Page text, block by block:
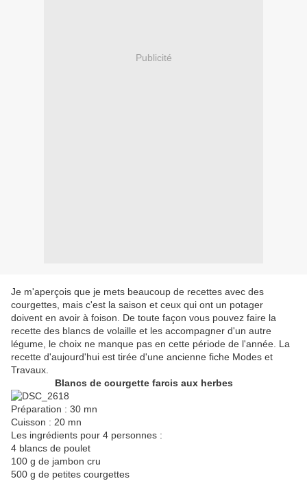
Publicité
Je m'aperçois que je mets beaucoup de recettes avec des
courgettes, mais c'est la saison et ceux qui ont un potager
doivent en avoir à foison. De toute façon vous pouvez faire la
recette des blancs de volaille et les accompagner d'un autre
légume, le choix ne manque pas en cette période de l'année. La
recette d'aujourd'hui est tirée d'une ancienne fiche Modes et
Travaux.
Blancs de courgette farcis aux herbes
Préparation : 30 mn
Cuisson : 20 mn
Les ingrédients pour 4 personnes :
4 blancs de poulet
100 g de jambon cru
500 g de petites courgettes